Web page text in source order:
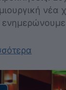
νέα